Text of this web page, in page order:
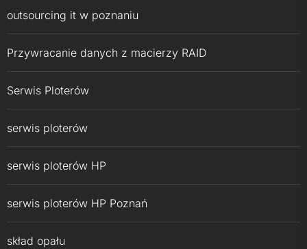
outsourcing it w poznaniu
Przywracanie danych z macierzy RAID
Serwis Ploterów
serwis ploterów
serwis ploterów HP
serwis ploterów HP Poznań
skład opału